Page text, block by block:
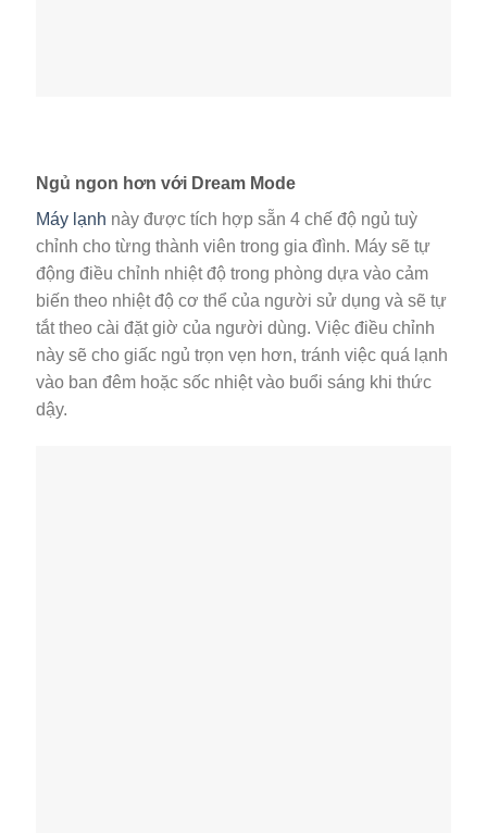
Ngủ ngon hơn với Dream Mode
Máy lạnh này được tích hợp sẵn 4 chế độ ngủ tuỳ
chỉnh cho từng thành viên trong gia đình. Máy sẽ tự
động điều chỉnh nhiệt độ trong phòng dựa vào cảm
biến theo nhiệt độ cơ thể của người sử dụng và sẽ tự
tắt theo cài đặt giờ của người dùng. Việc điều chỉnh
này sẽ cho giấc ngủ trọn vẹn hơn, tránh việc quá lạnh
vào ban đêm hoặc sốc nhiệt vào buổi sáng khi thức
dậy.